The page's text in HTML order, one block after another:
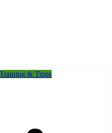
& Tipps